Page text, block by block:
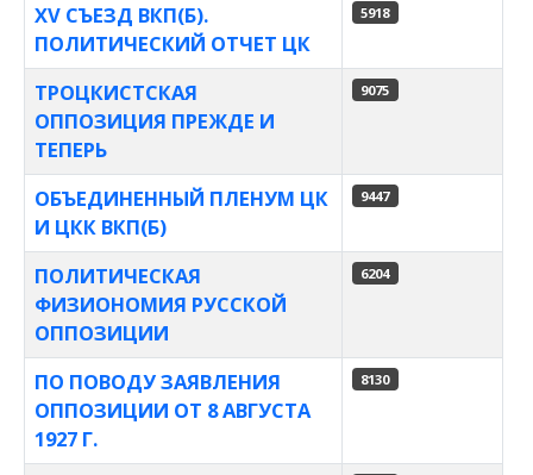
XV СЪЕЗД ВКП(Б).
ПОЛИТИЧЕСКИЙ ОТЧЕТ ЦК
5918
ТРОЦКИСТСКАЯ
ОППОЗИЦИЯ ПРЕЖДЕ И
ТЕПЕРЬ
9075
ОБЪЕДИНЕННЫЙ ПЛЕНУМ ЦК
И ЦКК ВКП(Б)
9447
ПОЛИТИЧЕСКАЯ
ФИЗИОНОМИЯ РУССКОЙ
ОППОЗИЦИИ
6204
ПО ПОВОДУ ЗАЯВЛЕНИЯ
ОППОЗИЦИИ ОТ 8 АВГУСТА
1927 Г.
8130